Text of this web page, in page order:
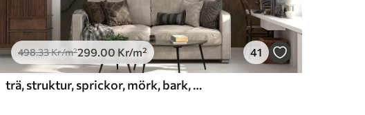
498.33Kr/m²299.00 Kr/m² 41
trä, struktur, sprickor, mörk, bark, yta